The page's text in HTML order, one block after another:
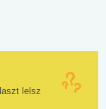
lelsz